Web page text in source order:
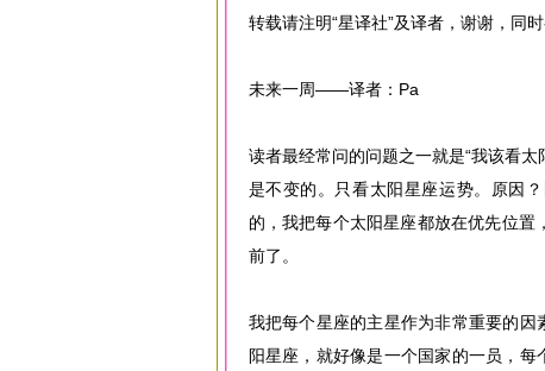
转载请注明“星译社”及译者，谢谢，同时
未来一周——译者：Pa
读者最经常问的问题之一就是“我该看
是不变的。只看太阳星座运势。原因
的，我把每个太阳星座都放在优先位
前了。
我把每个星座的主星作为非常重要的
阳星座，就好像是一个国家的一员，每